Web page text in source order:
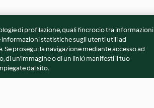
di profilazione, quali l’incrocio tra informazioni
statistiche sugli utenti utili ad
prosegui la navigazione mediante accesso ad
di un'immagine o di un link) manifesti il tuo
dal sito.